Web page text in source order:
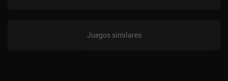
Juegos similares